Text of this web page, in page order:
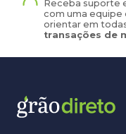
Receba suporte
com uma equipe
orientar em
transações de